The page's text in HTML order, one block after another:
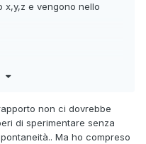
x,y,z e vengono nello
non ci dovrebbe
di sperimentare senza
Ma ho compreso